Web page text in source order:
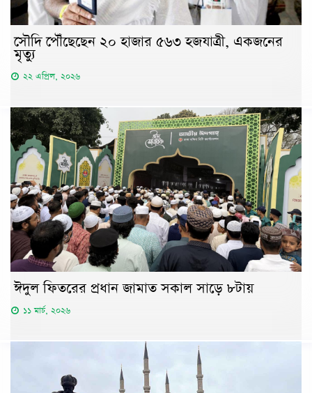
সৌদি পৌঁছেছেন ২০ হাজার ৫৬৩ হজযাত্রী, একজনের
মৃত্যু
২২ এপ্রিল, ২০২৬
ঈদুল ফিতরের প্রধান জামাত সকাল সাড়ে ৮টায়
১১ মার্চ, ২০২৬